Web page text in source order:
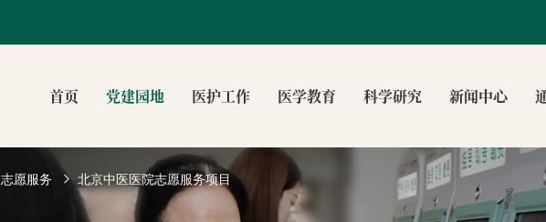
首页 党建园地 医护工作 医学教育 科学研究 新闻中心
志愿服务 北京中医医院志愿服务项目